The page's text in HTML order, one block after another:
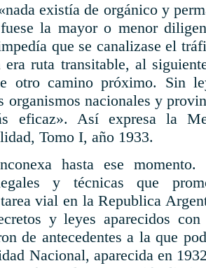
existía de orgánico y
la mayor o menor
que se canalizase el
ruta transitable, al
otro camino próximo. Sin
organismos nacionales y
eficaz». Así expresa la
Tomo I, año 1933.
hasta ese
y técnicas que
vial en la Republica
y leyes aparecidos
de antecedentes a la que
Nacional, aparecida en